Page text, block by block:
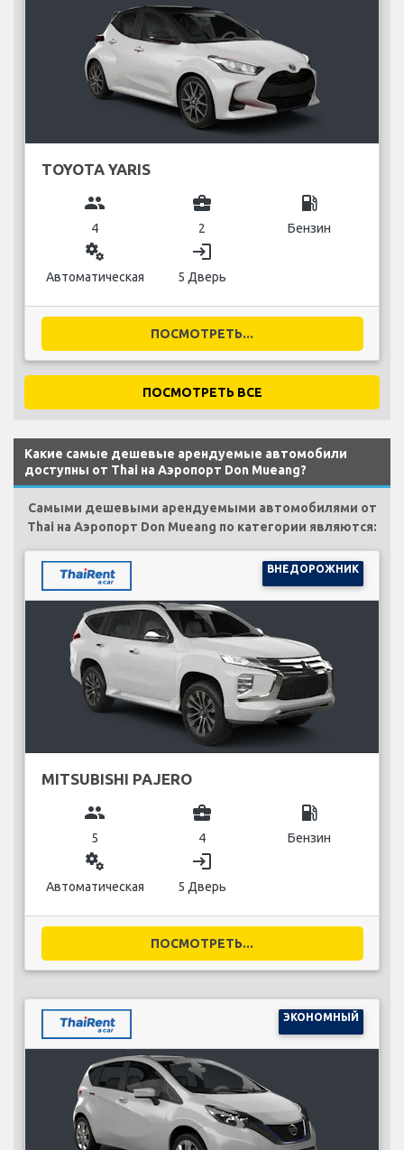
TOYOTA YARIS
group
4
business_center
2
local_gas_station
Бензин
miscellaneous_services
Автоматическая
login
5 Дверь
ПОСМОТРЕТЬ...
ПОСМОТРЕТЬ ВСЕ
Какие самые дешевые арендуемые автомобили
доступны от Thai на Аэропорт Don Mueang?
Самыми дешевыми арендуемыми автомобилями от
Thai на Аэропорт Don Mueang по категории являются:
ВНЕДОРОЖНИК
MITSUBISHI PAJERO
group
5
business_center
4
local_gas_station
Бензин
miscellaneous_services
Автоматическая
login
5 Дверь
ПОСМОТРЕТЬ...
ЭКОНОМНЫЙ